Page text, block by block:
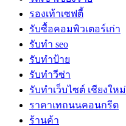
รองเท้าเซฟตี้
รับซื้อคอมพิวเตอร์เก่า
รับทำ seo
รับทำป้าย
รับทำวีซ่า
รับทำเว็บไซต์ เชียงใหม่
ราคาเทถนนคอนกรีต
ร้านค้า